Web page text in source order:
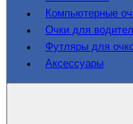
Компьютерные
Очки для
Футляры для
Аксессуары